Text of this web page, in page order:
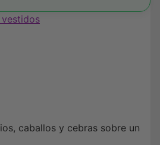
caballos y cebras sobre un